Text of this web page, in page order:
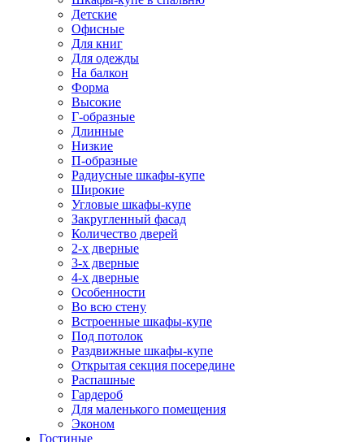
Детские
Офисные
Для книг
Для одежды
На балкон
Форма
Высокие
Г-образные
Длинные
Низкие
П-образные
Радиусные шкафы-купе
Широкие
Угловые шкафы-купе
Закругленный фасад
Количество дверей
2-х дверные
3-х дверные
4-х дверные
Особенности
Во всю стену
Встроенные шкафы-купе
Под потолок
Раздвижные шкафы-купе
Открытая секция посередине
Распашные
Гардероб
Для маленького помещения
Эконом
Гостиные